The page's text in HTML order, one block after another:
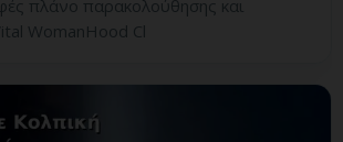
πλάνο παρακολούθησης και
WomanHood Cl